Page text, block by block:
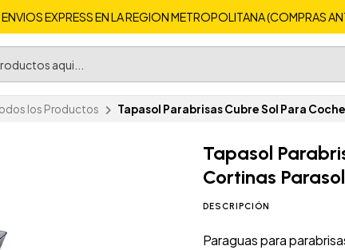
EXPRESS EN LA REGION METROPOLITANA (COMPRAS
los Productos Tapasol Parabrisas Cubre Sol Para
Tapasol
Cortinas Parasol
DESCRIPCIÓN
Paraguas para